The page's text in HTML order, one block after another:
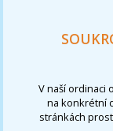
V naší ordinaci
na konkrétní
stránkách